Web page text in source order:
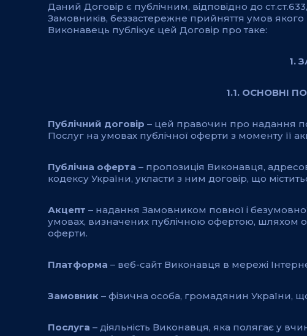
Даний Договір є публічним, відповідно до
Замовників, беззастережне прийняття умов
Виконавець публікує цей Договір про таке:
1.
1.1. ОСНОВНІ
Публічний договір – цей правочин про надання
Послуг на умовах публічної оферти з моменту її
Публічна оферта – пропозиція Виконавця,
кодексу України, укласти з ним договір, що
Акцепт – надання Замовником повної і
умовах, визначених публічною офертою, шляхом
оферти.
Платформа – веб-сайт Виконавця в мережі
Замовник – фізична особа, громадянин України,
Послуга – діяльність Виконавця, яка полягає у